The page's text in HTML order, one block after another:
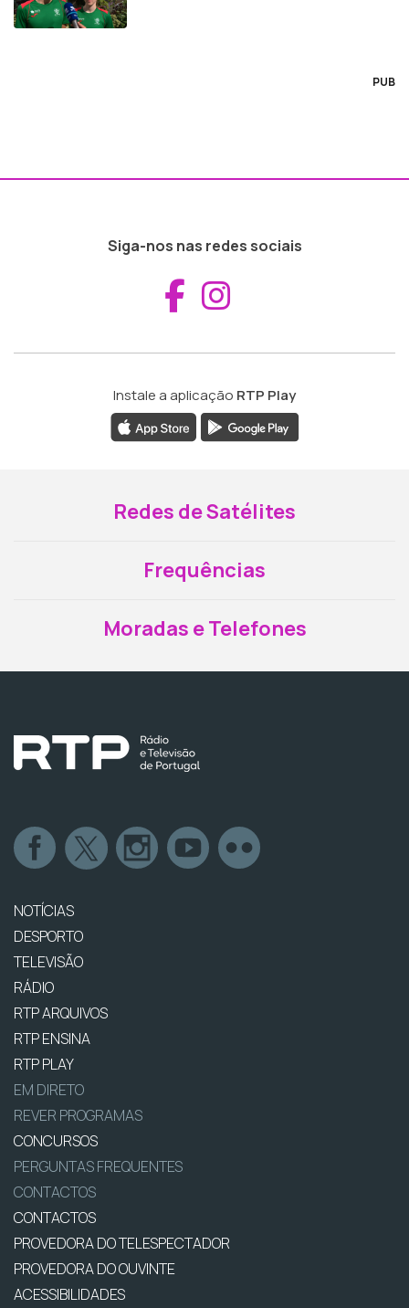
PUB
Siga-nos nas redes sociais
Aceder ao
Instale a aplicação RTP Play
Redes de Satélites
Frequências
Moradas e Telefones
NOTÍCIAS
DESPORTO
TELEVISÃO
RÁDIO
RTP ARQUIVOS
RTP ENSINA
RTP PLAY
EM DIRETO
REVER PROGRAMAS
CONCURSOS
PERGUNTAS FREQUENTES
CONTACTOS
CONTACTOS
PROVEDORA DO TELESPECTADOR
PROVEDORA DO OUVINTE
ACESSIBILIDADES